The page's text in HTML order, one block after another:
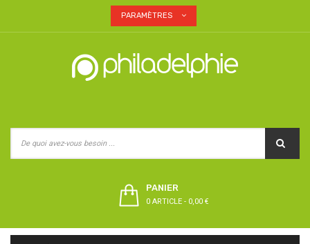
PARAMÈTRES
PANIER
0 ARTICLE - 0,00 €